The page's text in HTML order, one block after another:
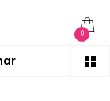
0